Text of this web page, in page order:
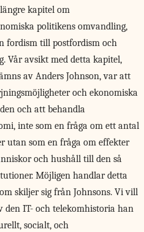
kapitel om
politikens omvandling,
fordism till postfordism och
Vår avsikt med detta kapitel,
av Anders Johnson, var att
och ekonomiska
och att behandla
inte som en fråga om ett antal
utan som en fråga om effekter
och hushåll till den så
Möjligen handlar detta
skiljer sig från Johnsons. Vi vill
den IT- och telekomhistoria han
socialt, och